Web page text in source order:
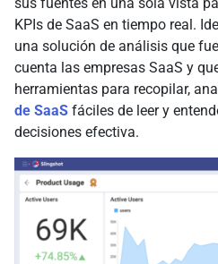
KPIs de SaaS en tiempo real.
una solución de análisis que
cuenta las empresas SaaS y
herramientas para recopilar,
de SaaS fáciles de leer y
decisiones efectiva.